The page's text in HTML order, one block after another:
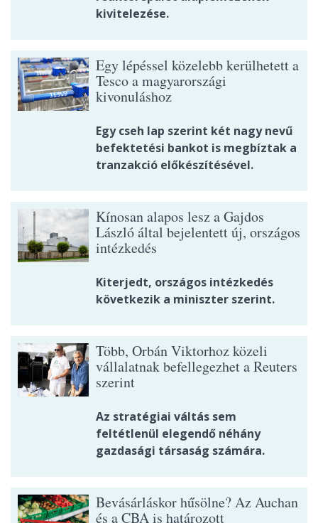
kivitelezése.
Egy lépéssel közelebb kerülhetett a
Tesco a magyarországi
kivonuláshoz
Egy cseh lap szerint két nagy nevű
befektetési bankot is megbíztak a
tranzakció előkészítésével.
Kínosan alapos lesz a Gajdos
László által bejelentett új, országos
intézkedés
Kiterjedt, országos intézkedés
következik a miniszter szerint.
Több, Orbán Viktorhoz közeli
vállalatnak befellegezhet a Reuters
szerint
Az stratégiai váltás sem
feltétlenül elegendő néhány
gazdasági társaság számára.
Bevásárláskor hűsölne? Az Auchan
és a CBA is határozott